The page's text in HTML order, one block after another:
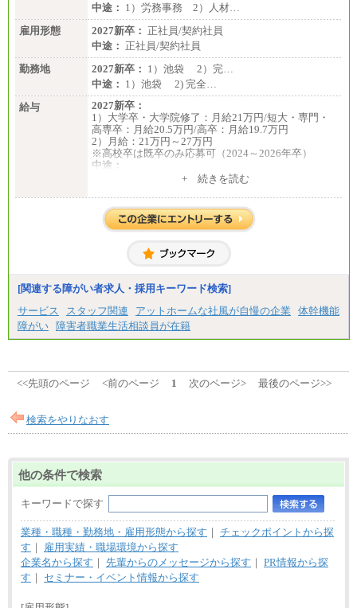
中途： 1）労務事務 2）人材…
雇用形態
2027新卒： 正社員/契約社員
中途： 正社員/契約社員
勤務地
2027新卒： 1）池袋 2）完…
中途： 1）池袋 2) 完全…
給与
2027新卒：
1）大学卒・大学院修了：月給21万円/短大・専門・
高専卒：月給20.5万円/高卒：月給19.7万円
2）月給：21万円～27万円
※高校卒は既卒のみ応募可（2024～2026年卒）
中途：
1）月給：21万円～25万円+ 続きを読む
[関連する障がい者求人・採用キーワード検索]
サービス
スタッフ関連 アットホームな社風が自慢の企業
体幹機能
障がい 障害者職業生活相談員が在籍
<<先頭のページ <前のページ 1 次のページ> 最後のページ>>
検索をやりなおす
他の条件で検索
キーワードで探す
業種・職種・勤務地・雇用形態から探す ｜ チェックポイントから探
す ｜
雇用実績・職場環境から探す
企業名から探す ｜ 先輩からのメッセージから探す ｜ PR情報から探
す ｜ セミナー・イベント情報から探す